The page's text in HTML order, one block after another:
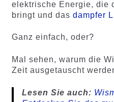
elektrische Energie, die
bringt und das dampfer
Ganz einfach, oder?
Mal sehen, warum die
Zeit ausgetauscht
Lesen Sie auch: